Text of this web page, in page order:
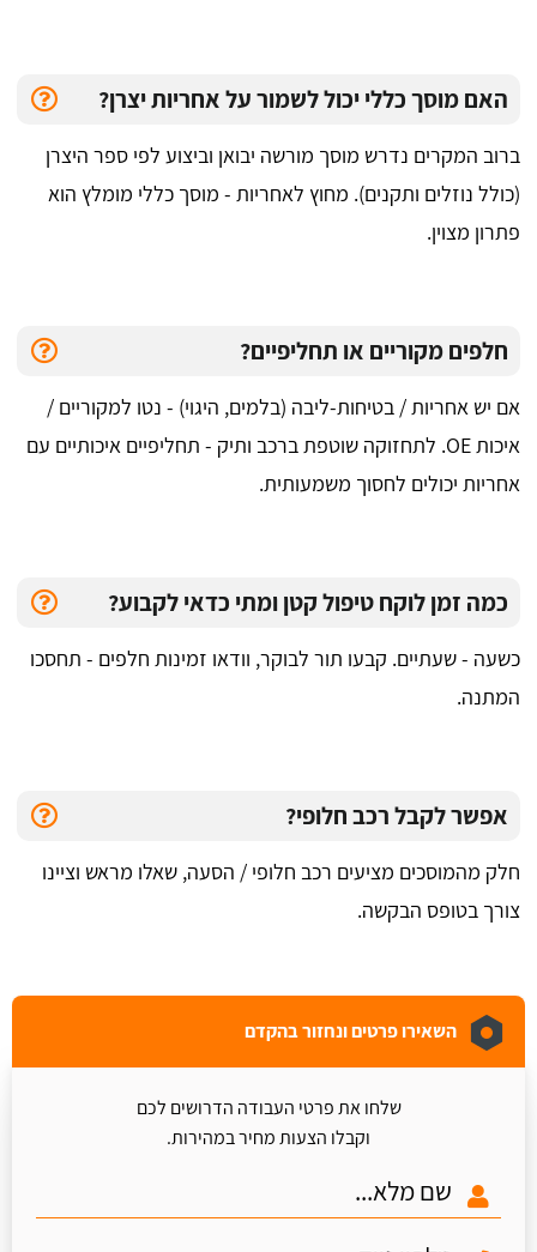
האם מוסך כללי יכול לשמור על אחריות יצרן?
ברוב המקרים נדרש מוסך מורשה יבואן וביצוע לפי ספר היצרן
(כולל נוזלים ותקנים). מחוץ לאחריות - מוסך כללי מומלץ הוא
פתרון מצוין.
חלפים מקוריים או תחליפיים?
אם יש אחריות / בטיחות-ליבה (בלמים, היגוי) - נטו למקוריים /
איכות OE. לתחזוקה שוטפת ברכב ותיק - תחליפיים איכותיים עם
אחריות יכולים לחסוך משמעותית.
כמה זמן לוקח טיפול קטן ומתי כדאי לקבוע?
כשעה - שעתיים. קבעו תור לבוקר, וודאו זמינות חלפים - תחסכו
המתנה.
אפשר לקבל רכב חלופי?
חלק מהמוסכים מציעים רכב חלופי / הסעה, שאלו מראש וציינו
צורך בטופס הבקשה.
השאירו פרטים ונחזור בהקדם
שלחו את פרטי העבודה הדרושים לכם
וקבלו הצעות מחיר במהירות.